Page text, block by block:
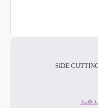
SIDE